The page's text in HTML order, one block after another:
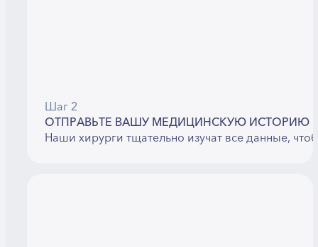
Шаг 2
ОТПРАВЬТЕ ВАШУ МЕДИЦИНСКУЮ ИСТОРИЮ
Наши хирурги тщательно изучат все данные,